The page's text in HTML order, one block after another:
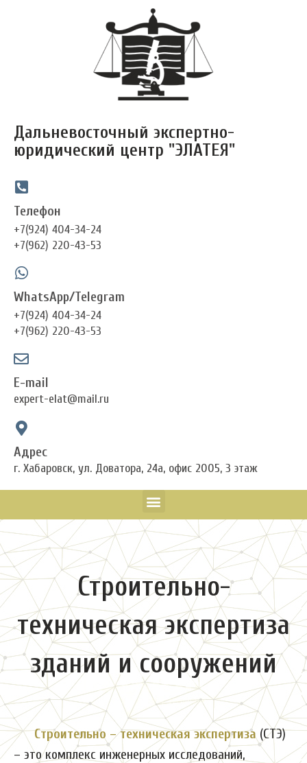
Дальневосточный экспертно-
юридический центр "ЭЛАТЕЯ"
Телефон
+7(924) 404-34-24
+7(962) 220-43-53
WhatsApp/Telegram
+7(924) 404-34-24
+7(962) 220-43-53
E-mail
expert-elat@mail.ru
Адрес
г. Хабаровск, ул. Доватора, 24а, офис 2005, 3 этаж
Menu
Строительно-
техническая экспертиза
зданий и сооружений
Строительно – техническая экспертиза (СТЭ)
– это комплекс инженерных исследований,